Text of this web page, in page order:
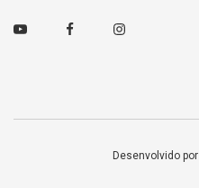
Youtube FacebookInstagram
Desenvolvido por